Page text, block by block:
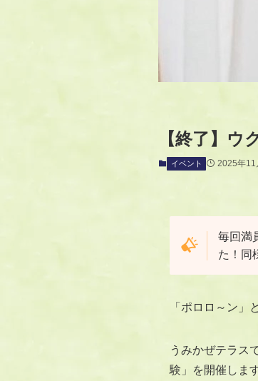
【終了】
イベント 2025年11
毎回満
た！同
「ポロロ～ン
うみかぜテラス
験」を開催しま